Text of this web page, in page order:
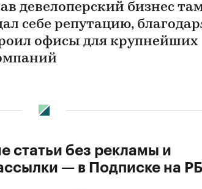
девелоперский бизнес
себе репутацию,
офисы для крупнейших
статьи без рекламы и
— в Подписке на